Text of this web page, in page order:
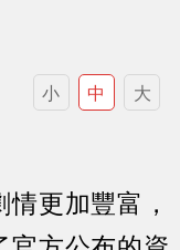
小 中 大
情更加豐富，